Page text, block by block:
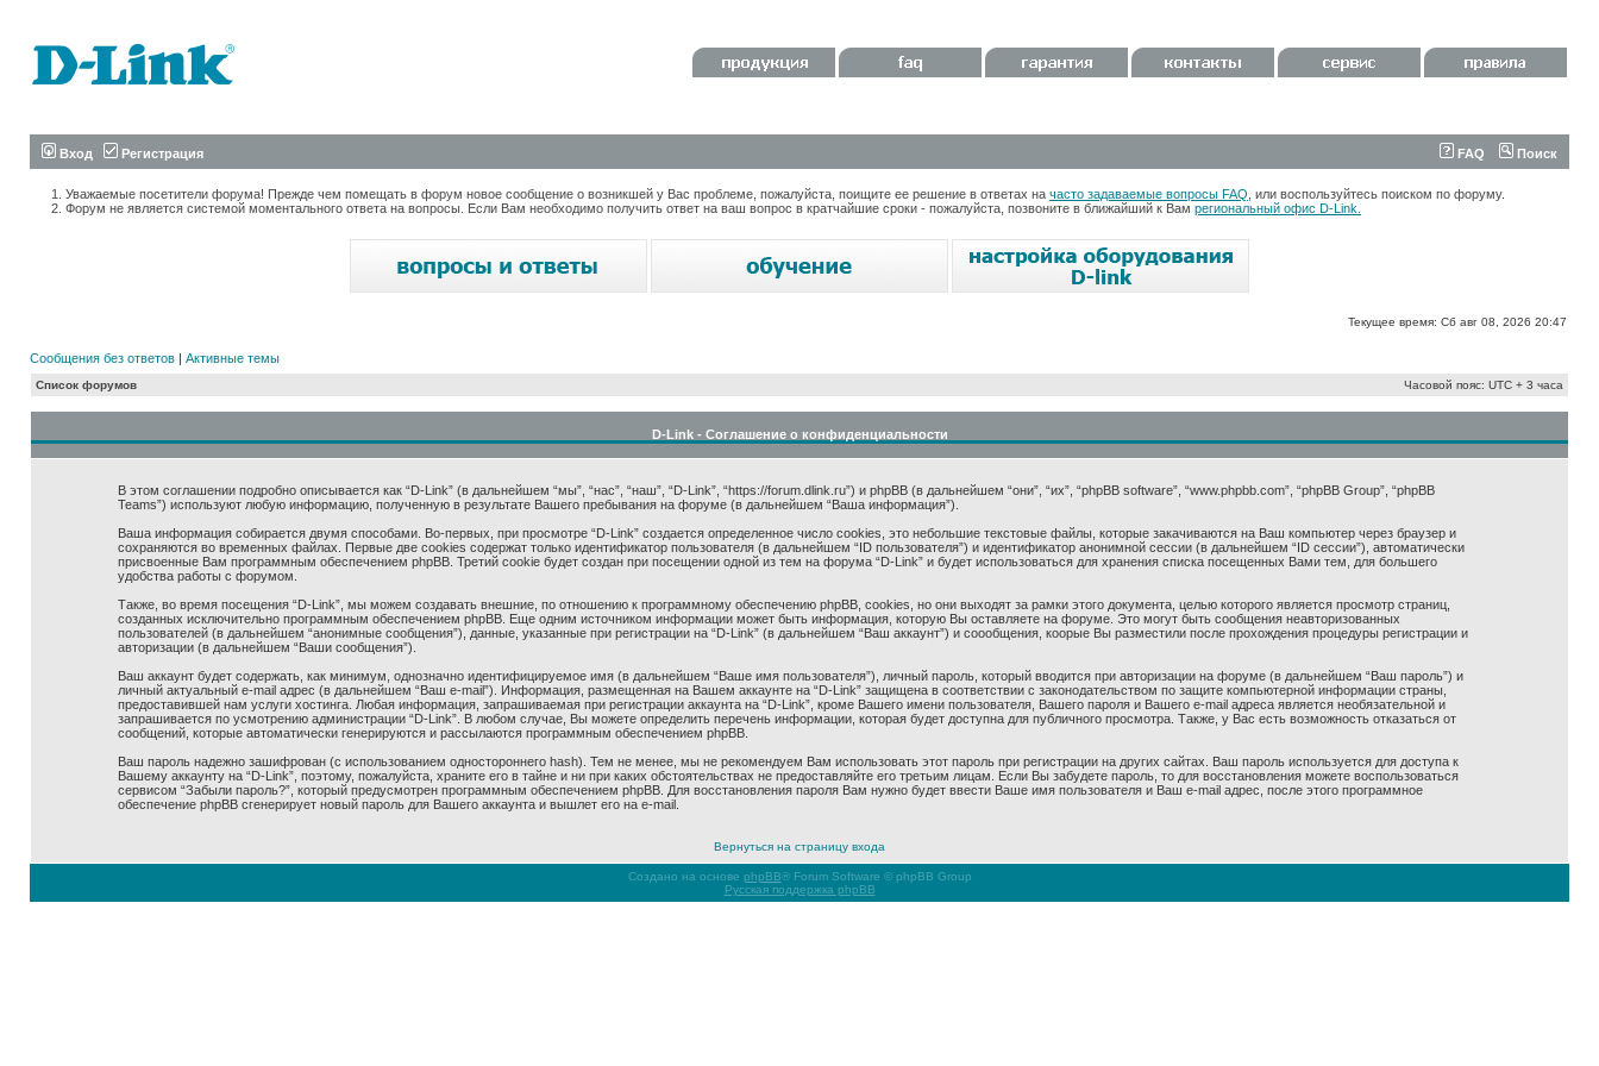
Вход Регистрация FAQ Поиск
Уважаемые посетители форума! Прежде чем помещать в форум новое сообщение о возникшей у Вас проблеме, пожалуйста, поищите ее решение в ответах на часто задаваемые вопросы FAQ , или воспользуйтесь поиском по форуму.
Форум не является системой моментального ответа на вопросы. Если Вам необходимо получить ответ на ваш вопрос в кратчайшие сроки - пожалуйста, позвоните в ближайший к Вам региональный офис D-Link.
Текущее время: Сб авг 08, 2026 20:47
Сообщения без ответов | Активные темы
Список форумов Часовой пояс: UTC + 3 часа
D-Link - Соглашение о конфиденциальности
В этом соглашении подробно описывается как “D-Link” (в дальнейшем “мы”, “нас”, “наш”, “D-Link”, “https://forum.dlink.ru”) и phpBB (в дальнейшем “они”, “их”, “phpBB software”, “www.phpbb.com”, “phpBB Group”, “phpBB
Teams”) используют любую информацию, полученную в результате Вашего пребывания на форуме (в дальнейшем “Ваша информация”).
Ваша информация собирается двумя способами. Во-первых, при просмотре “D-Link” создается определенное число cookies, это небольшие текстовые файлы, которые закачиваются на Ваш компьютер через браузер и
сохраняются во временных файлах. Первые две cookies содержат только идентификатор пользователя (в дальнейшем “ID пользователя”) и идентификатор анонимной сессии (в дальнейшем “ID сессии”), автоматически
присвоенные Вам программным обеспечением phpBB. Третий cookie будет создан при посещении одной из тем на форума “D-Link” и будет использоваться для хранения списка посещенных Вами тем, для большего
удобства работы с форумом.
Также, во время посещения “D-Link”, мы можем создавать внешние, по отношению к программному обеспечению phpBB, cookies, но они выходят за рамки этого документа, целью которого является просмотр страниц,
созданных исключительно программным обеспечением phpBB. Еще одним источником информации может быть информация, которую Вы оставляете на форуме. Это могут быть сообщения неавторизованных
пользователей (в дальнейшем “анонимные сообщения”), данные, указанные при регистрации на “D-Link” (в дальнейшем “Ваш аккаунт”) и соообщения, коорые Вы разместили после прохождения процедуры регистрации и
авторизации (в дальнейшем “Ваши сообщения”).
Ваш аккаунт будет содержать, как минимум, однозначно идентифицируемое имя (в дальнейшем “Ваше имя пользователя”), личный пароль, который вводится при авторизации на форуме (в дальнейшем “Ваш пароль”) и
личный актуальный e-mail адрес (в дальнейшем “Ваш e-mail”). Информация, размещенная на Вашем аккаунте на “D-Link” защищена в соответствии с законодательством по защите компьютерной информации страны,
предоставившей нам услуги хостинга. Любая информация, запрашиваемая при регистрации аккаунта на “D-Link”, кроме Вашего имени пользователя, Вашего пароля и Вашего e-mail адреса является необязательной и
запрашивается по усмотрению администрации “D-Link”. В любом случае, Вы можете определить перечень информации, которая будет доступна для публичного просмотра. Также, у Вас есть возможность отказаться от
сообщений, которые автоматически генерируются и рассылаются программным обеспечением phpBB.
Ваш пароль надежно зашифрован (с использованием одностороннего hash). Тем не менее, мы не рекомендуем Вам использовать этот пароль при регистрации на других сайтах. Ваш пароль используется для доступа к
Вашему аккаунту на “D-Link”, поэтому, пожалуйста, храните его в тайне и ни при каких обстоятельствах не предоставляйте его третьим лицам. Если Вы забудете пароль, то для восстановления можете воспользоваться
сервисом “Забыли пароль?”, который предусмотрен программным обеспечением phpBB. Для восстановления пароля Вам нужно будет ввести Ваше имя пользователя и Ваш e-mail адрес, после этого программное
обеспечение phpBB сгенерирует новый пароль для Вашего аккаунта и вышлет его на e-mail.
Вернуться на страницу входа
Создано на основе phpBB® Forum Software © phpBB Group
Русская поддержка phpBB